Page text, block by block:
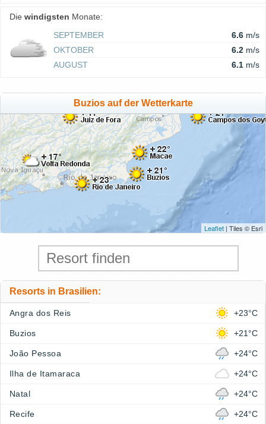
Die windigsten Monate:
SEPTEMBER
6.6 m/s
OKTOBER
6.2 m/s
AUGUST
6.1 m/s
Buzios auf der Wetterkarte
Leaflet | Tiles © Esri
Resorts in Brasilien:
Angra dos Reis +23°C
Buzios +21°C
João Pessoa +24°C
Ilha de Itamaraca +24°C
Natal +24°C
Recife +24°C